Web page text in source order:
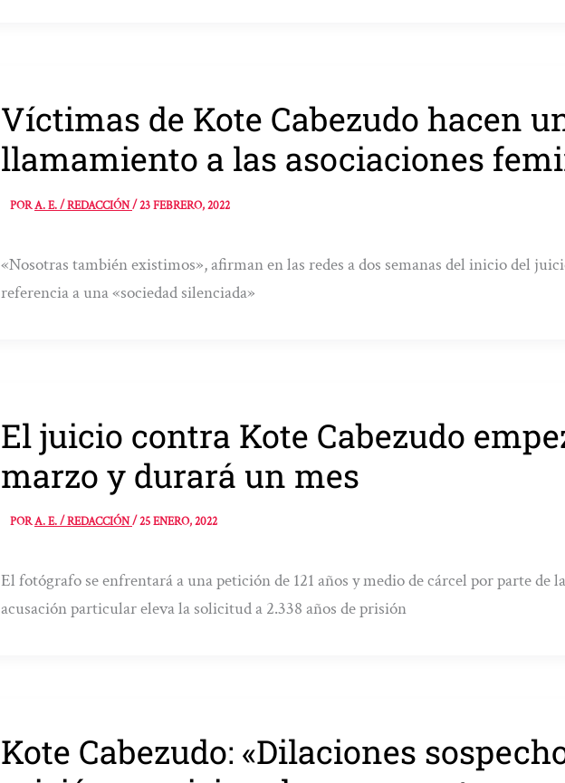
Víctimas de Kote Cabezudo hacen
llamamiento a las asociaciones
PORA. E. / REDACCIÓN/23 FEBRERO, 2022
«Nosotras también existimos», afirman en las redes a dos semanas del inicio del
referencia a una «sociedad silenciada»
El juicio contra Kote Cabezudo
marzo y durará un mes
PORA. E. / REDACCIÓN/25 ENERO, 2022
El fotógrafo se enfrentará a una petición de 121 años y medio de cárcel por parte de
acusación particular eleva la solicitud a 2.338 años de prisión
Kote Cabezudo: «Dilaciones